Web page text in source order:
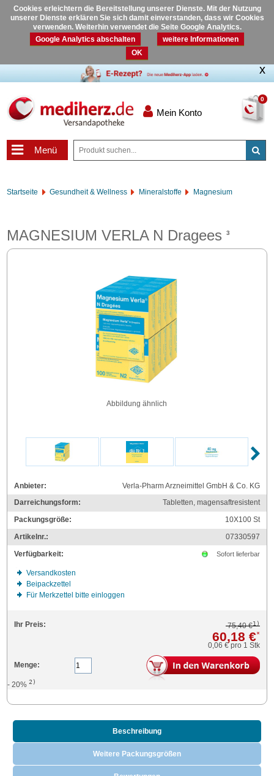
Cookies erleichtern die Bereitstellung unserer Dienste. Mit der Nutzung
unserer Dienste erklären Sie sich damit einverstanden, dass wir Cookies
verwenden. Weiterhin verwendet die Seite Google Analytics.
Google Analytics abschalten
weitere Informationen
OK
0
Mein Konto
Menü
Startseite Gesundheit & Wellness Mineralstoffe Magnesium
MAGNESIUM VERLA N Dragees3
Abbildung ähnlich
Anbieter:
Verla-Pharm Arzneimittel GmbH & Co. KG
Darreichungsform:
Tabletten, magensaftresistent
Packungsgröße:
10X100St
Artikelnr.:
07330597
Verfügbarkeit:
Sofort lieferbar
Versandkosten
Beipackzettel
Für Merkzettel bitte einloggen
Ihr Preis: 75,40 €1)
60,18 €*
0,06 €pro 1 Stk
Menge:
- 20%2)
Beschreibung
Weitere Packungsgrößen